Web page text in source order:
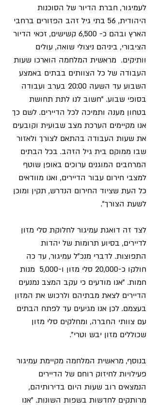
לעמיגור, חברת הדיור של הסוכנות
היהודית, 56 בתי גיל זהב הפזורים ברחבי
הארץ ובהם כ- 6,500 קשישים, זכאי הדיור
הציבורי, ביניהם ניצולי שואה, עולים
וותיקים.  מראשית המלחמה הוארכו שעות
העבודה של כל הצוותים בבתים באמצע
השבוע עד השעה 20:00 בערב ועבודה
בסופי שבוע. "חשוב לנו לתת תחושת
בטחון מענה ותמיכה לכל הדיירים. לשם כך
אנו מקיימים הערכת מצב שבועית וקובעים
את שעות העבודה בהתאם לצורך ולאזור
שבו ממוקם בית גיל הזהב. בכל הבתים
המרחבים המוגנים ערוכים באופן שוטף
למצבי חירום עבור הדיירים, ואנו מוודאים
כל העת שציוד החירום הנדרש, תקין ומוכן
לשעת הצורך".
לצד זה דואגת עמיגור לחלוקת סלי מזון
לדיירים, בסיוע תרומות של יהדות
התפוצות. לדברי מנכ"ל עמיגור, עד כה
חולקו כ-20,000 סלי מזון ו-5,000  מנות
חמות. "אנו מודעים כי עקב המצב נמנעים
הדיירים לצאת מבתיהם ולרכוש את המזון
בעצמם. לכן אנו מגיעים עד לפתח הבתים
עם צוותי החברה, ומחלקים סלי מזון
שכוללים מזון יבש וטרי".
בנוסף, מראשית המלחמה מקיימת עמיגור
פעילויות לחיזוק רוחם של הדיירים
הנמצאים רוב שעות היום בדירותיהם,
מרותקים לחדשות בשפות השונות. "אנו